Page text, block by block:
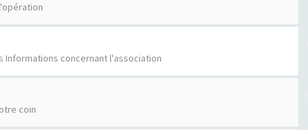
Informations concernant l'association
coin